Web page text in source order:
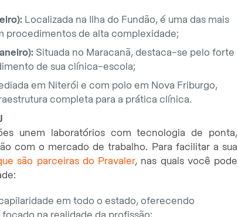
Localizada na Ilha do Fundão, é uma das mais
procedimentos de alta complexidade;
Situada no Maracanã, destaca-se pelo forte
de sua clínica-escola;
em Niterói e com polo em Nova Friburgo,
completa para a prática clínica.
unem laboratórios com tecnologia de ponta,
com o mercado de trabalho. Para facilitar a sua
são parceiras do Pravaler, nas quais você pode
em todo o estado, oferecendo